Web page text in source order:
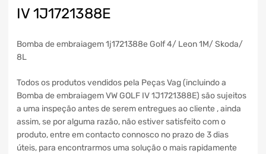
IV 1J1721388E
Bomba de embraiagem 1j1721388e Golf 4/ Leon 1M/ Skoda/
8L
Todos os produtos vendidos pela Peças Vag (incluindo a
Bomba de embraiagem VW GOLF IV 1J1721388E) são sujeitos
a uma inspeção antes de serem entregues ao cliente , ainda
assim, se por alguma razão, não estiver satisfeito com o
produto, entre em contacto connosco no prazo de 3 dias
úteis, para encontrarmos uma solução o mais rapidamente